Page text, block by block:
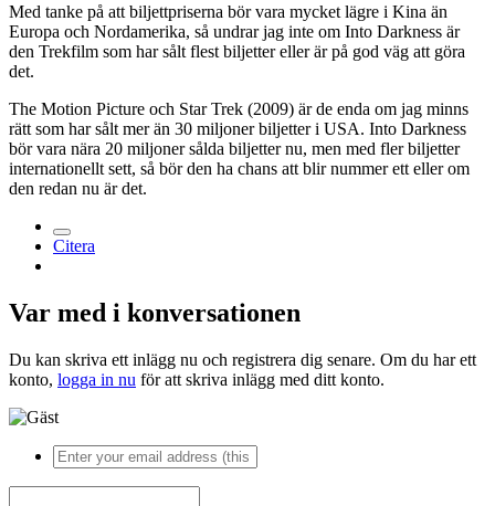
Med tanke på att biljettpriserna bör vara mycket lägre i Kina än
Europa och Nordamerika, så undrar jag inte om Into Darkness är
den Trekfilm som har sålt flest biljetter eller är på god väg att göra
det.
The Motion Picture och Star Trek (2009) är de enda om jag minns
rätt som har sålt mer än 30 miljoner biljetter i USA. Into Darkness
bör vara nära 20 miljoner sålda biljetter nu, men med fler biljetter
internationellt sett, så bör den ha chans att blir nummer ett eller om
den redan nu är det.
Citera
Var med i konversationen
Du kan skriva ett inlägg nu och registrera dig senare. Om du har ett
konto, logga in nu för att skriva inlägg med ditt konto.